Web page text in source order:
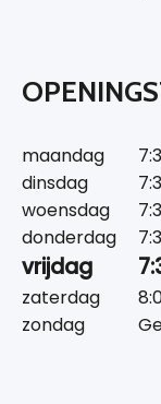
maandag
dinsdag
woensdag
donderdag
vrijdag
zaterdag
zondag